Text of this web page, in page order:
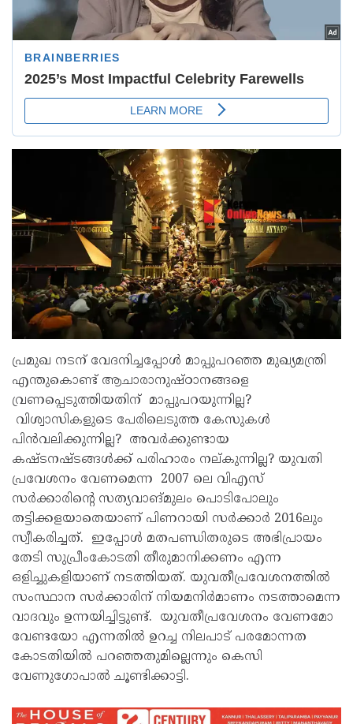
പ്രമുഖ നടന് വേദനിച്ചപ്പോൾ മാപ്പുപറഞ്ഞ മുഖ്യമന്ത്രി
എന്തുകൊണ്ട് ആചാരാനുഷ്ഠാനങ്ങളെ
വ്രണപ്പെടുത്തിയതിന് മാപ്പുപറയുന്നില്ല?
വിശ്വാസികളുടെ പേരിലെടുത്ത കേസുകൾ
പിൻവലിക്കുന്നില്ല? അവർക്കുണ്ടായ
കഷ്ടനഷ്ടങ്ങൾക്ക് പരിഹാരം നല്കുന്നില്ല? യുവതി
പ്രവേശനം വേണമെന്ന 2007 ലെ വിഎസ്
സർക്കാരിന്റെ സത്യവാങ്മുലം പൊടിപോലും
തട്ടിക്കളയാതെയാണ് പിണറായി സർക്കാർ 2016ലും
സ്വീകരിച്ചത്. ഇപ്പോൾ മതപണ്ഡിതരുടെ അഭിപ്രായം
തേടി സുപ്രീംകോടതി തീരുമാനിക്കണം എന്ന
ഒളിച്ചുകളിയാണ് നടത്തിയത്. യുവതീപ്രവേശനത്തിൽ
സംസ്ഥാന സർക്കാരിന് നിയമനിർമാണം നടത്താമെന്ന
വാദവും ഉന്നയിച്ചിട്ടുണ്ട്. യുവതീപ്രവേശനം വേണമോ
വേണ്ടയോ എന്നതിൽ ഉറച്ച നിലപാട് പരമോന്നത
കോടതിയിൽ പറഞ്ഞതുമില്ലെന്നും കെസി
വേണുഗോപാൽ ചൂണ്ടിക്കാട്ടി.